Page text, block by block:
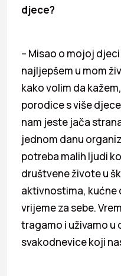
djece?
– Misao o mojoj
najljepšem u mom
kako volim da
porodice s više
nam jeste jača
jednom danu
potreba malih ljudi
društvene živote u
aktivnostima, kućne
vrijeme za sebe.
tragamo i uživamo u
svakodnevice koji